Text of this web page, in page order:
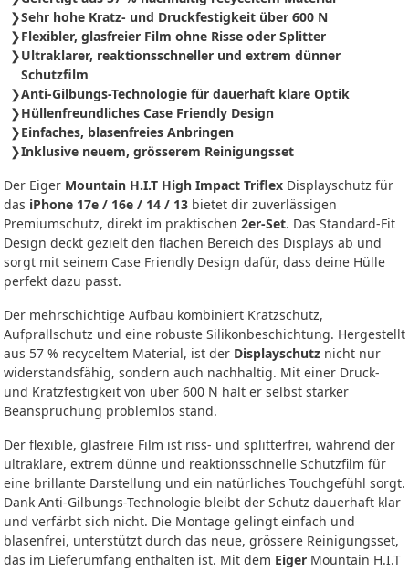
Sehr hohe Kratz- und Druckfestigkeit über 600 N
Flexibler, glasfreier Film ohne Risse oder Splitter
Ultraklarer, reaktionsschneller und extrem dünner
Schutzfilm
Anti-Gilbungs-Technologie für dauerhaft klare Optik
Hüllenfreundliches Case Friendly Design
Einfaches, blasenfreies Anbringen
Inklusive neuem, grösserem Reinigungsset
Der Eiger Mountain H.I.T High Impact Triflex Displayschutz für
das iPhone 17e / 16e / 14 / 13 bietet dir zuverlässigen
Premiumschutz, direkt im praktischen 2er-Set. Das Standard-Fit
Design deckt gezielt den flachen Bereich des Displays ab und
sorgt mit seinem Case Friendly Design dafür, dass deine Hülle
perfekt dazu passt.
Der mehrschichtige Aufbau kombiniert Kratzschutz,
Aufprallschutz und eine robuste Silikonbeschichtung. Hergestellt
aus 57 % recyceltem Material, ist der Displayschutz nicht nur
widerstandsfähig, sondern auch nachhaltig. Mit einer Druck-
und Kratzfestigkeit von über 600 N hält er selbst starker
Beanspruchung problemlos stand.
Der flexible, glasfreie Film ist riss- und splitterfrei, während der
ultraklare, extrem dünne und reaktionsschnelle Schutzfilm für
eine brillante Darstellung und ein natürliches Touchgefühl sorgt.
Dank Anti-Gilbungs-Technologie bleibt der Schutz dauerhaft klar
und verfärbt sich nicht. Die Montage gelingt einfach und
blasenfrei, unterstützt durch das neue, grössere Reinigungsset,
das im Lieferumfang enthalten ist. Mit dem Eiger Mountain H.I.T